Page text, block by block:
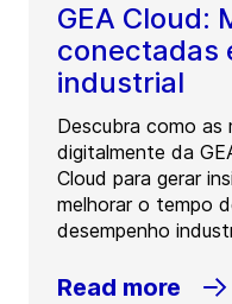
GEA Cloud:
conectadas
industrial
Descubra como as
digitalmente da
Cloud para gerar
melhorar o tempo
desempenho
Read more